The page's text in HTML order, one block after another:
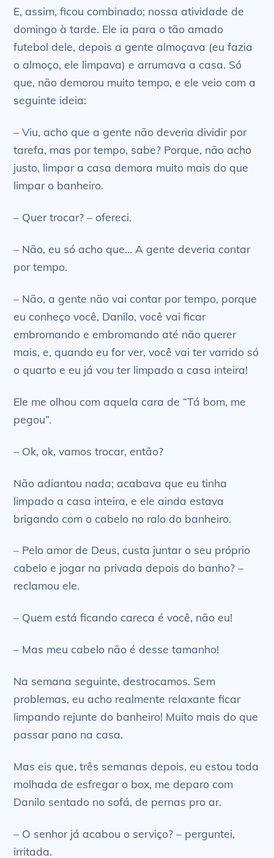
E, assim, ficou combinado; nossa atividade de
domingo à tarde. Ele ia para o tão amado
futebol dele, depois a gente almoçava (eu fazia
o almoço, ele limpava) e arrumava a casa. Só
que, não demorou muito tempo, e ele veio com a
seguinte ideia:
– Viu, acho que a gente não deveria dividir por
tarefa, mas por tempo, sabe? Porque, não acho
justo, limpar a casa demora muito mais do que
limpar o banheiro.
– Quer trocar? – ofereci.
– Não, eu só acho que… A gente deveria contar
por tempo.
– Não, a gente não vai contar por tempo, porque
eu conheço você, Danilo, você vai ficar
embromando e embromando até não querer
mais, e, quando eu for ver, você vai ter varrido só
o quarto e eu já vou ter limpado a casa inteira!
Ele me olhou com aquela cara de “Tá bom, me
pegou”.
– Ok, ok, vamos trocar, então?
Não adiantou nada; acabava que eu tinha
limpado a casa inteira, e ele ainda estava
brigando com o cabelo no ralo do banheiro.
– Pelo amor de Deus, custa juntar o seu próprio
cabelo e jogar na privada depois do banho? –
reclamou ele.
– Quem está ficando careca é você, não eu!
– Mas meu cabelo não é desse tamanho!
Na semana seguinte, destrocamos. Sem
problemas, eu acho realmente relaxante ficar
limpando rejunte do banheiro! Muito mais do que
passar pano na casa.
Mas eis que, três semanas depois, eu estou toda
molhada de esfregar o box, me deparo com
Danilo sentado no sofá, de pernas pro ar.
– O senhor já acabou o serviço? – perguntei,
irritada.